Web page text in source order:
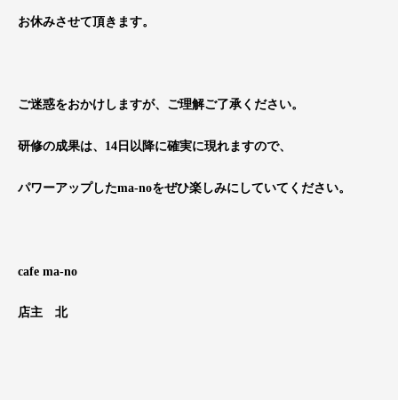
お休みさせて頂きます。
ご迷惑をおかけしますが、ご理解ご了承ください。
研修の成果は、14日以降に確実に現れますので、
パワーアップしたma-noをぜひ楽しみにしていてください。
cafe ma-no
店主 北